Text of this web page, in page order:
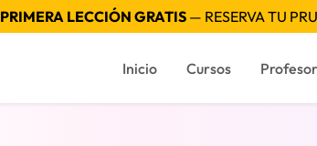
PRIMERA LECCIÓN GRATIS— RESERVA TU
Inicio Cursos